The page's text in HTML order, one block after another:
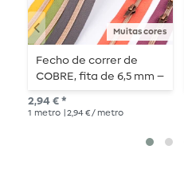
Muitas cores
Fecho de correr de
COBRE, fita de 6,5 mm –
1 m de comprimento –
metalizado
2,94 € *
1 metro | 2,94 € / metro